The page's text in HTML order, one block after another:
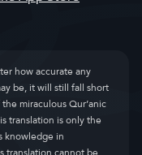
how accurate any
be, it will still fall short
miraculous Qur’anic
translation is only the
knowledge in